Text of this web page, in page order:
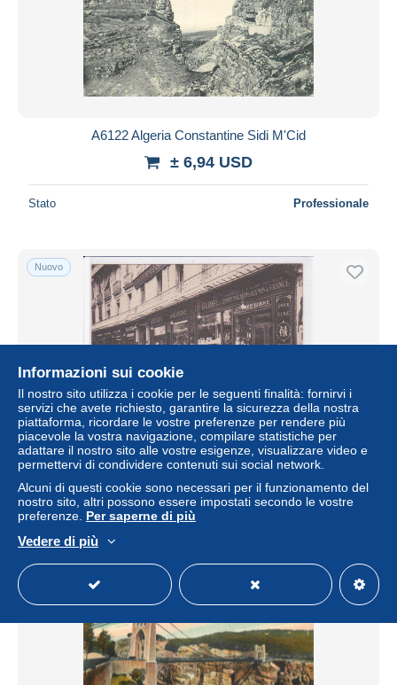
A6122 Algeria Constantine Sidi M'Cid
± 6,94 USD
Stato Professionale
Nuovo
ALGERIE: CONSTANTINE: grands magasins du globe
(façade de la rue caraman) - Très bon état
± 34,68 USD
Stato
Informazioni sui cookie
Il nostro sito utilizza i cookie per le seguenti finalità: fornirvi i
servizi che avete richiesto, garantire la sicurezza della nostra
piattaforma, ricordare le vostre preferenze per rendere più
piacevole la vostra navigazione, compilare statistiche per
adattare il nostro sito alle vostre esigenze, visualizzare video e
permettervi di condividere contenuti sui social network.
Alcuni di questi cookie sono necessari per il funzionamento del
nostro sito, altri possono essere impostati secondo le vostre
preferenze. Per saperne di più
Vedere di più